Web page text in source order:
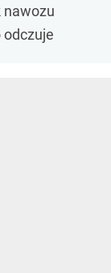
nawozu
odczuje